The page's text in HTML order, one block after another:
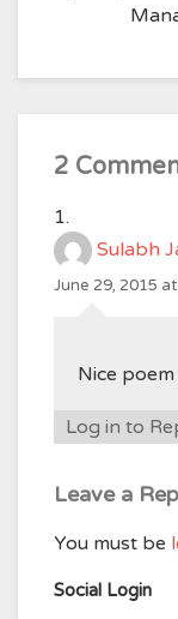
2
Sulabh
June 29, 2015
Nice
Log in to
Leave a
You must be
Social Login